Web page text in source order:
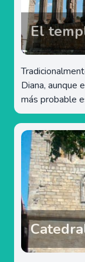
El
Diana, aunque
más probable